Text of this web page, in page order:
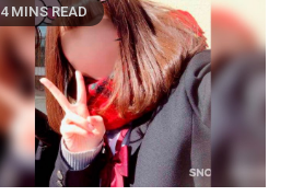
4 MINS READ